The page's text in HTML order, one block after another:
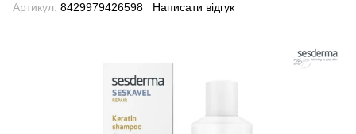
Артикул: 8429979426598 Написати відгук